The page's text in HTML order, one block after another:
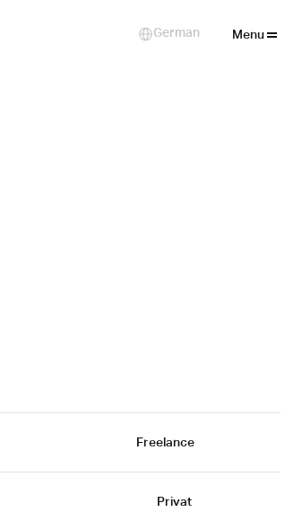
Freelance
Privat
Menu
Select Language
German